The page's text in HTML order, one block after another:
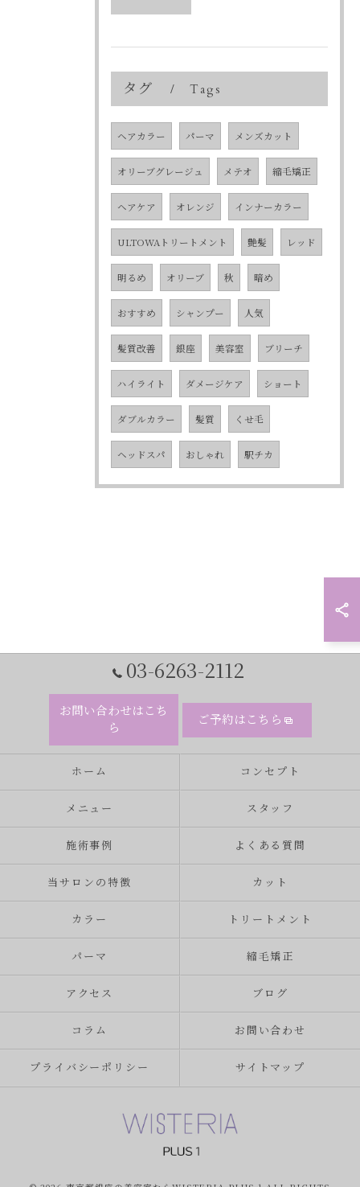
タグ Tags
ヘアカラー パーマ メンズカット
オリーブグレージュ メテオ 縮毛矯正
ヘアケア オレンジ インナーカラー
ULTOWAトリートメント 艶髪 レッド
明るめ オリーブ 秋 暗め
おすすめ シャンプー 人気
髪質改善 銀座 美容室 ブリーチ
ハイライト ダメージケア ショート
ダブルカラー 髪質 くせ毛
ヘッドスパ おしゃれ 駅チカ
03-6263-2112
お問い合わせはこち
ら
ご予約はこちら
ホーム コンセプト
メニュー スタッフ
施術事例 よくある質問
当サロンの特徴 カット
カラー トリートメント
パーマ 縮毛矯正
アクセス ブログ
コラム お問い合わせ
プライバシーポリシー サイトマップ